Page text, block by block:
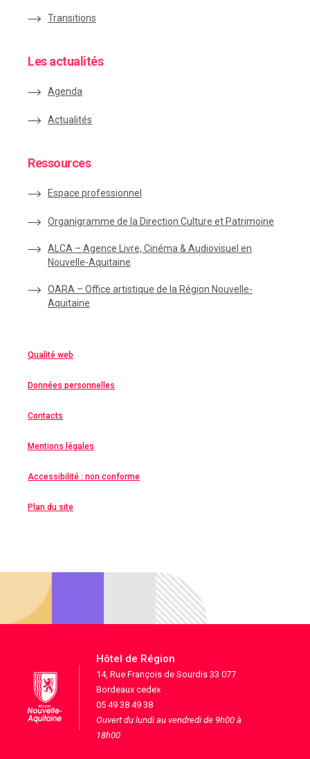
Transitions
Les actualités
Agenda
Actualités
Ressources
Espace professionnel
Organigramme de la Direction Culture et Patrimoine
ALCA – Agence Livre, Cinéma & Audiovisuel en
Nouvelle-Aquitaine
OARA – Office artistique de la Région Nouvelle-
Aquitaine
Qualité web
Données personnelles
Contacts
Mentions légales
Accessibilité : non conforme
Plan du site
Hôtel de Région
14, Rue François de Sourdis 33 077
Bordeaux cedex
05 49 38 49 38
Ouvert du lundi au vendredi de 9h00 à
18h00